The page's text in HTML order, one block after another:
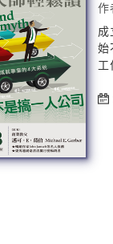
作
成
始
工